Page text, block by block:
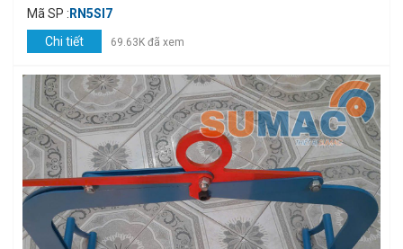
Mã SP : RN5SI7
Chi tiết
69.63K đã xem